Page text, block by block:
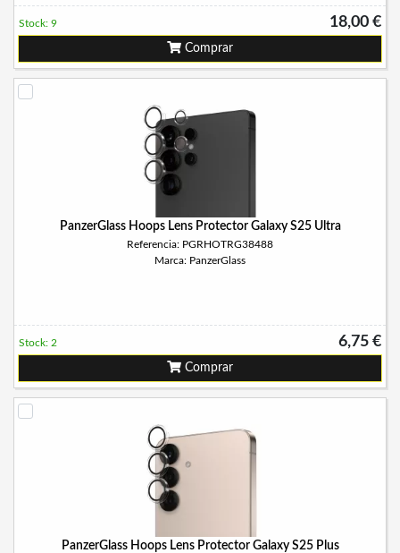
18,00 €
Stock: 9
Comprar
PanzerGlass Hoops Lens Protector Galaxy S25 Ultra
Referencia: PGRHOTRG38488
Marca: PanzerGlass
6,75 €
Stock: 2
Comprar
PanzerGlass Hoops Lens Protector Galaxy S25 Plus